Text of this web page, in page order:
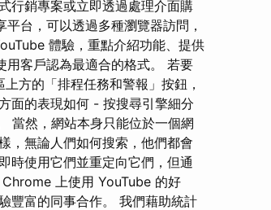
行銷專案或立即透過處理介面購
台，可以透過多種瀏覽器訪問，
體驗，重點介紹功能、提供
客戶認為最適合的格式。 若要
方的「排程任務和警報」按鈕，
面的表現如何 - 按搜尋引擎細分
當然，網站本身只能位於一個網
，無論人們如何搜索，他們都會
時使用它們並重定向它們，但通
上使用 YouTube 的好
豐富的同事合作。 我們藉助統計